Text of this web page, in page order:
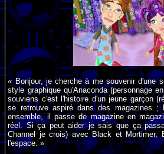
« Bonjour, je cherche à me souvenir d'une
style graphique qu'Anaconda (personnage
souviens c'est l'histoire d'un jeune garçon
se retrouve aspiré dans des magazines
ensemble, il passe de magazine en
réel. Si ça peut aider je sais que ça
Channel je crois) avec Black et Mortimer,
l'espace. »